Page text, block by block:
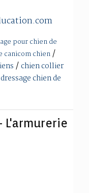
pour chien de
canicom chien/
/ chien collier
chien de
L'armurerie